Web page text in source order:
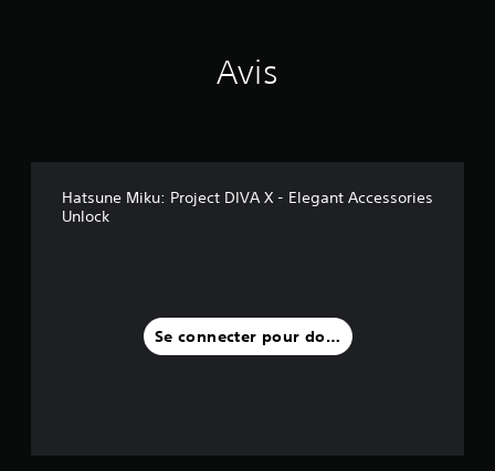
Avis
Hatsune Miku: Project DIVA X - Elegant Accessories
Unlock
Se connecter pour donner un avis